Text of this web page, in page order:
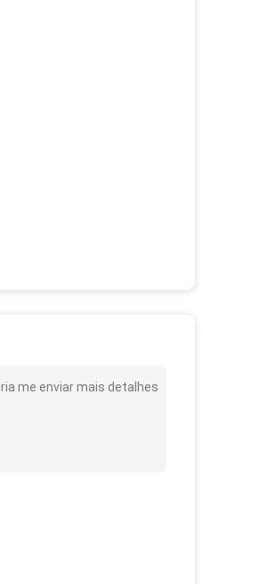
me enviar mais detalhes